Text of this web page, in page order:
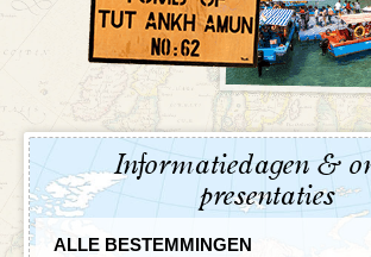
Informatiedagen &
presentaties
ALLE BESTEMMINGEN